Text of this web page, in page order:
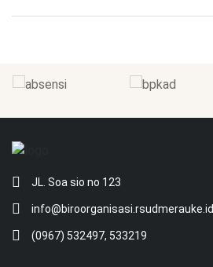
JL. Soa sio no 123
info@biroorganisasi.rsudmerauke.id
(0967) 532497, 533219